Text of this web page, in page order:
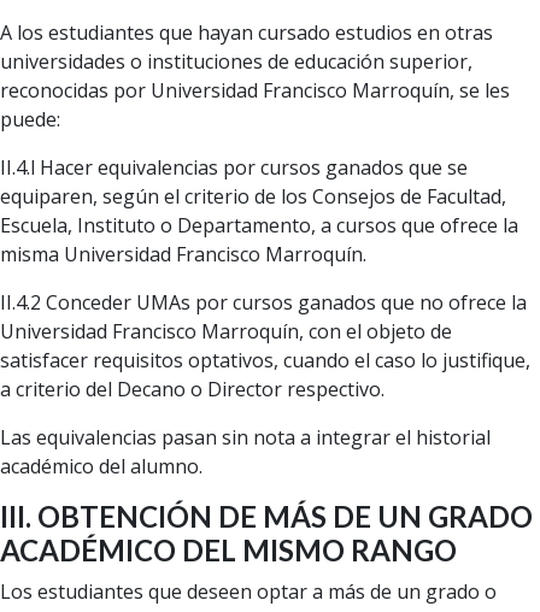
A los estudiantes que hayan cursado estudios en otras
universidades o instituciones de educación superior,
reconocidas por Universidad Francisco Marroquín, se les
puede:
II.4.l Hacer equivalencias por cursos ganados que se
equiparen, según el criterio de los Consejos de Facultad,
Escuela, Instituto o Departamento, a cursos que ofrece la
misma Universidad Francisco Marroquín.
II.4.2 Conceder UMAs por cursos ganados que no ofrece la
Universidad Francisco Marroquín, con el objeto de
satisfacer requisitos optativos, cuando el caso lo justifique,
a criterio del Decano o Director respectivo.
Las equivalencias pasan sin nota a integrar el historial
académico del alumno.
III. OBTENCIÓN DE MÁS DE UN GRADO
ACADÉMICO DEL MISMO RANGO
Los estudiantes que deseen optar a más de un grado o